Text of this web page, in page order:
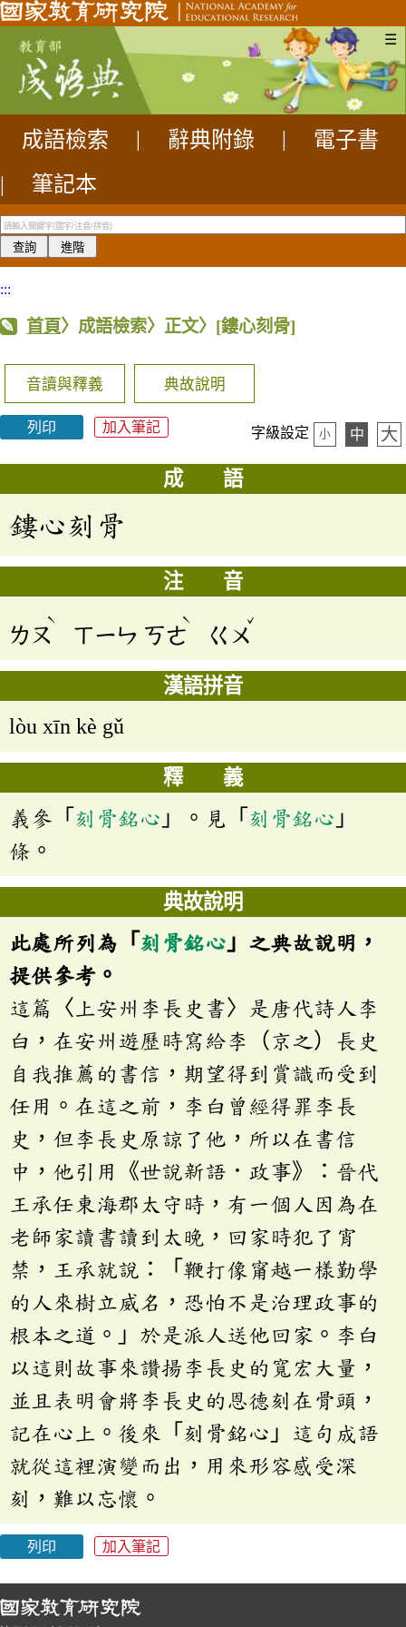
☰
成語檢索 辭典附錄
電子書
|
筆記本
:::
首頁〉成語檢索〉正文〉 [鏤心刻骨]
音讀與釋義 典故說明
列印 加入筆記 字級設定 小 中 大
成 語
鏤心刻骨
注 音
ㄌㄡ
ˋ
ㄒㄧㄣ ㄎㄜ
ˋ
ㄍㄨ
ˇ
漢語拼音
lòu xīn kè gǔ
釋 義
義參「 刻骨銘心 」。見「 刻骨銘心 」
條。
典故說明
此處所列為「 刻骨銘心 」之典故說明，
提供參考。
這篇〈上安州李長史書〉是唐代詩人李
白，在安州遊歷時寫給李（京之）長史
自我推薦的書信，期望得到賞識而受到
任用。在這之前，李白曾經得罪李長
史，但李長史原諒了他，所以在書信
中，他引用《世說新語．政事》：晉代
王承任東海郡太守時，有一個人因為在
老師家讀書讀到太晚，回家時犯了宵
禁，王承就說：「鞭打像甯越一樣勤學
的人來樹立威名，恐怕不是治理政事的
根本之道。」於是派人送他回家。李白
以這則故事來讚揚李長史的寬宏大量，
並且表明會將李長史的恩德刻在骨頭，
記在心上。後來「刻骨銘心」這句成語
就從這裡演變而出，用來形容感受深
刻，難以忘懷。
列印 加入筆記